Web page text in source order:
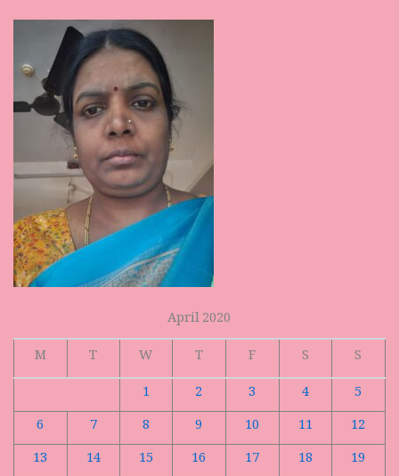
April 2020
M
T W T F S
S
1
2 3 4
5
6
7 8 9 10 11
12
13
14 15 16 17 18
19